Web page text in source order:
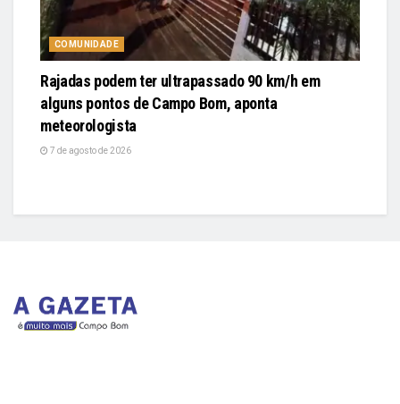
COMUNIDADE
Rajadas podem ter ultrapassado 90 km/h em
alguns pontos de Campo Bom, aponta
meteorologista
7 de agosto de 2026